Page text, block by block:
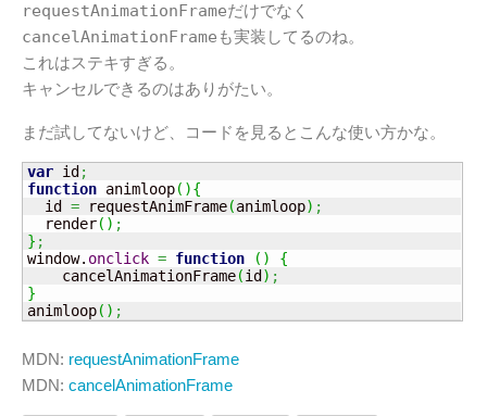
requestAnimationFrameだけでなく
cancelAnimationFrame も実装してるのね。
これはステキすぎる。
キャンセルできるのはありがたい。
まだ試してないけど、コードを見るとこんな使い方かな。
var id ;
function animloop( ){
  id
= requestAnimFrame(animloop) ;
  render
( ) ;
} ;
window. onclick = function ( )
{
    cancelAnimationFrame
(id ) ;
}
animloop( ) ;
MDN: requestAnimationFrame
MDN: cancelAnimationFrame